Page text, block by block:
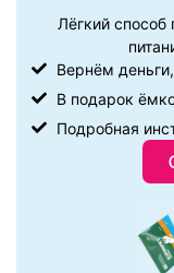
Лёгкий способ
Вернём
В подарок
Подробная